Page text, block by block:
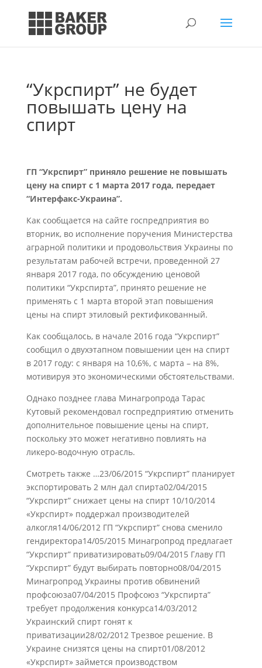
“Укрспирт” не будет
повышать цену на
спирт
ГП “Укрспирт” приняло решение не повышать
цену на спирт с 1 марта 2017 года, передает
“Интерфакс-Украина”.
Как сообщается на сайте госпредприятия во
вторник, во исполнение поручения Министерства
аграрной политики и продовольствия Украины по
результатам рабочей встречи, проведенной 27
января 2017 года, по обсуждению ценовой
политики “Укрспирта”, принято решение не
применять с 1 марта второй этап повышения
цены на спирт этиловый ректификованный.
Как сообщалось, в начале 2016 года “Укрспирт”
сообщил о двухэтапном повышении цен на спирт
в 2017 году: с января на 10,6%, с марта – на 8%,
мотивируя это экономическими обстоятельствами.
Однако позднее глава Минагропрода Тарас
Кутовый рекомендовал госпредприятию отменить
дополнительное повышение цены на спирт,
поскольку это может негативно повлиять на
ликеро-водочную отрасль.
Смотреть также …23/06/2015 “Укрспирт” планирует
экспортировать 2 млн дал спирта02/04/2015
“Укрспирт” снижает цены на спирт 10/10/2014
«Укрспирт» поддержал производителей
алкогля14/06/2012 ГП “Укрспирт” снова сменило
гендиректора14/05/2015 Минагропрод предлагает
“Укрспирт” приватизировать09/04/2015 Главу ГП
“Укрспирт” будут выбирать повторно08/04/2015
Минагропрод Украины против обвинений
профсоюза07/04/2015 Профсоюз “Укрспирта”
требует продолжения конкурса14/03/2012
Украинский спирт гонят к
приватизации28/02/2012 Трезвое решение. В
Украине снизятся цены на спирт01/08/2012
«Укрспирт» займется производством